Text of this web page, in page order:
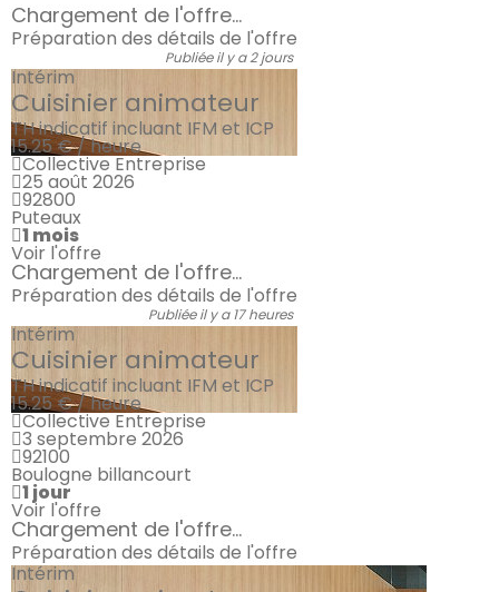
Chargement de l'offre...
Préparation des détails de l'offre
Publiée il y a 2 jours
Intérim
Cuisinier animateur
TH indicatif incluant IFM et ICP
15.25 € / heure
Collective Entreprise
25 août 2026
92800
Puteaux
1 mois
Voir l'offre
Chargement de l'offre...
Préparation des détails de l'offre
Publiée il y a 17 heures
Intérim
Cuisinier animateur
TH indicatif incluant IFM et ICP
15.25 € / heure
Collective Entreprise
3 septembre 2026
92100
Boulogne billancourt
1 jour
Voir l'offre
Chargement de l'offre...
Préparation des détails de l'offre
Intérim